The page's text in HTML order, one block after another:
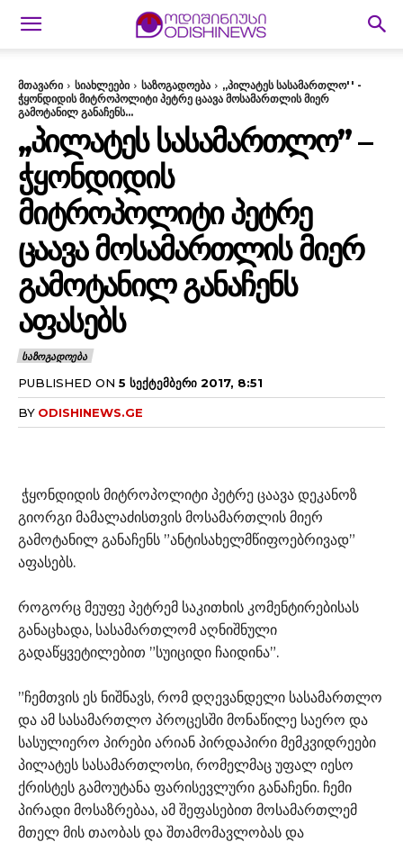
მთავარი სიახლეები საზოგადოება
,,პილატეს სასამართლო'' -
ჭყონდიდის მიტროპოლიტი პეტრე ცაავა მოსამართლის მიერ
გამოტანილ განაჩენს...
,,ᲞᲘᲚᲐᲢᲔᲡ ᲡᲐᲡᲐᲛᲐᲠᲗᲚᲝ” –
ᲭᲧᲝᲜᲓᲘᲓᲘᲡ
ᲛᲘᲢᲠᲝᲞᲝᲚᲘᲢᲘ ᲞᲔᲢᲠᲔ
ᲪᲐᲐᲕᲐ ᲛᲝᲡᲐᲛᲐᲠᲗᲚᲘᲡ ᲛᲘᲔᲠ
ᲒᲐᲛᲝᲢᲐᲜᲘᲚ ᲒᲐᲜᲐᲩᲔᲜᲡ
ᲐᲤᲐᲡᲔᲑᲡ
ᲡᲐᲖᲝᲒᲐᲓᲝᲔᲑᲐ
PUBLISHED ON 5 ᲡᲔᲥᲢᲔᲛᲑᲔᲠᲘ 2017, 8:51
BY ODISHINEWS.GE
ჭყონდიდის მიტროპოლიტი პეტრე ცაავა დეკანოზ
გიორგი მამალაძისთვის მოსამართლის მიერ
გამოტანილ განაჩენს ”ანტისახელმწიფოებრივად”
აფასებს.
როგორც მეუფე პეტრემ საკითხის კომენტირებისას
განაცხადა, სასამართლომ აღნიშნული
გადაწყვეტილებით ”სუიციდი ჩაიდინა”.
”ჩემთვის ეს ნიშნავს, რომ დღევანდელი სასამართლო
და ამ სასამართლო პროცესში მონაწილე საერო და
სასულიერო პირები არიან პირდაპირი მემკვიდრეები
პილატეს სასამართლოსი, რომელმაც უფალ იესო
ქრისტეს გამოუტანა ფარისევლური განაჩენი. ჩემი
პირადი მოსაზრებაა, ამ შეფასებით მოსამართლემ
მთელ მის თაობას და შთამომავლობას და